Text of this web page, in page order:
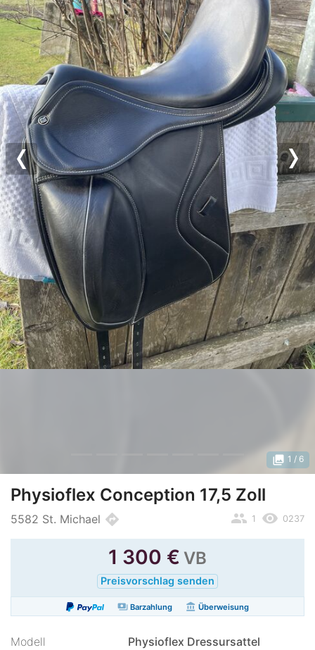
Previous
photo_library 1 / 6
Physioflex Conception 17,5 Zoll
5582 St. Michael directions remove_red_eye 0237
people 1
1 300 € VB
Preisvorschlag senden
paymentsBarzahlung account_balance Überweisung
Modell
Physioflex Dressursattel